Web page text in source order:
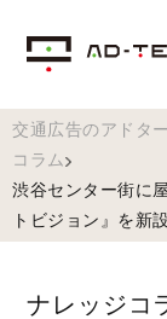
交通広告のアドタ
コラム
渋谷センター街に
トビジョン』を新設
ナレッジコ